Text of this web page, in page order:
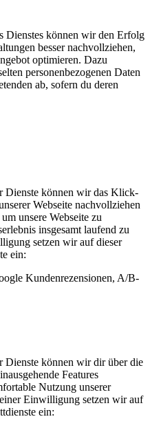
Dienstes können wir den Erfolg
besser nachvollziehen,
optimieren. Dazu
personenbezogenen Daten
ab, sofern du deren
Dienste können wir das Klick-
Webseite nachvollziehen
unsere Webseite zu
insgesamt laufend zu
setzen wir auf dieser
ein:
Kundenrezensionen, A/B-
Dienste können wir dir über die
Features
Nutzung unserer
Einwilligung setzen wir auf
ein: